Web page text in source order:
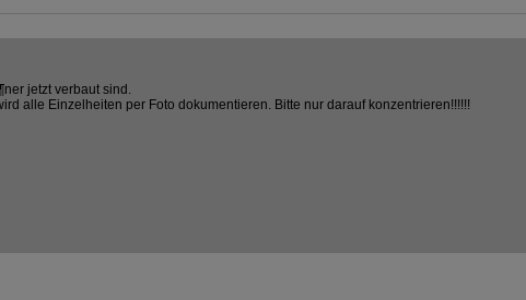
jetzt verbaut sind.
alle Einzelheiten per Foto dokumentieren. Bitte nur darauf konzentrieren!!!!!!